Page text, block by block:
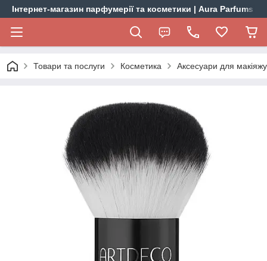
Інтернет-магазин парфумерії та косметики | Aura Parfums
Товари та послуги Косметика Аксесуари для макіяжу